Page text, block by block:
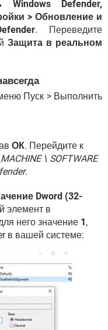
Defender,
> Обновление и
. Переведите
Защита в реальном
Пуск > Выполнить
ОК. Перейдите к
\ SOFTWARE
.
Dword (32-
элемент в
него значение 1,
в вашей системе: